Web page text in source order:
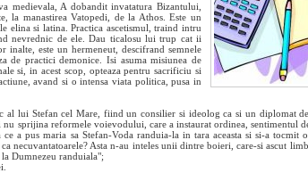
medievala, A dobandit invatatura Bizantului,
la manastirea Vatopedi, de la Athos. Este un
elina si latina. Practica ascetismul, traind intru
nevrednic de ele. Dau ticalosu lui trup cat ii
este un hermeneut, descifrand semnele
de practici demonice. Isi asuma misiunea de
si, in acest scop, opteaza pentru sacrificiu si
avand si o intensa viata politica, pusa in
al lui Stefan cel Mare, fiind un consilier si ideolog ca si un diplomat
sprijina reformele voievodului, care a instaurat ordinea, sentimentul
a pus maria sa Stefan-Voda randuia-la in tara aceasta si si-a tocmit
necuvantatoarele? Asta n-au inteles unii dintre boieri, care-si ascut
Dumnezeu randuiala";